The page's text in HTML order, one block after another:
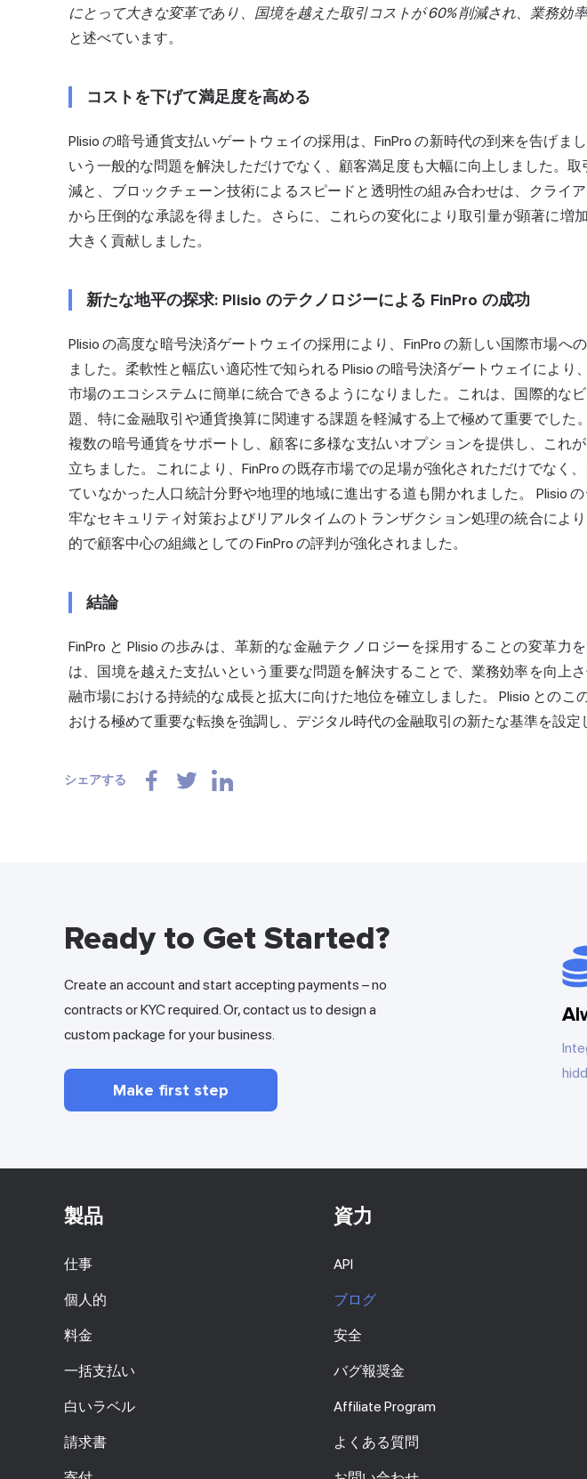
にとって大きな変革であり、国境を越えた取引コストが 60% 削減され、業務効
と述べています。
コストを下げて満足度を高める
Plisio の暗号通貨支払いゲートウェイの採用は、FinPro の新時代の到来を告げま
いう一般的な問題を解決しただけでなく、顧客満足度も大幅に向上しました。取
減と、 ブロックチェーン技術によるスピードと透明性の組み合わせは、クライ
から圧倒的な承認を得ました。さらに、これらの変化により取引量が顕著に増
大きく貢献しました。
新たな地平の探求: Plisio のテクノロジーによる FinPro の成功
Plisio の高度な暗号決済ゲートウェイの採用により、FinPro の新しい国際市場へ
ました。柔軟性と幅広い適応性で知られる Plisio の暗号決済ゲートウェイにより
市場のエコシステムに簡単に統合できるようになりました。これは、国際的な
題、特に金融取引や通貨換算に関連する課題を軽減する上で極めて重要でした
複数の暗号通貨をサポートし、顧客に多様な支払いオプションを提供し、これ
立ちました。これにより、FinPro の既存市場での足場が強化されただけでなく
ていなかった人口統計分野や地理的地域に進出する道も開かれました。 Plisio
牢なセキュリティ対策およびリアルタイムのトランザクション処理の統合によ
的で顧客中心の組織としての FinPro の評判が強化されました。
結論
FinPro と Plisio の歩みは、革新的な金融テクノロジーを採用することの変革力
は、国境を越えた支払いという重要な問題を解決することで、業務効率を向上
融市場における持続的な成長と拡大に向けた地位を確立しました。 Plisio とのこ
おける極めて重要な転換を強調し、デジタル時代の金融取引の新たな基準を設定
シェアする
Ready to Get Started?
Create an account and start accepting payments – no
contracts or KYC required. Or, contact us to design a
custom package for your business.
Make first step
製品
仕事
個人的
料金
一括支払い
白いラベル
請求書
資力
API
ブログ
安全
バグ報奨金
Affiliate Program
よくある質問